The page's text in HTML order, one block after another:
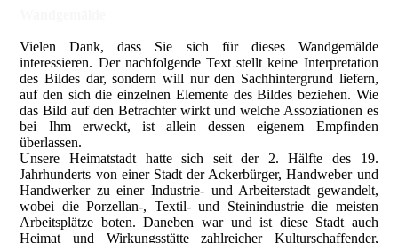
Vielen Dank, dass Sie sich für dieses Wandgemälde
interessieren. Der nachfolgende Text stellt keine Interpretation
des Bildes dar, sondern will nur den Sachhintergrund liefern,
auf den sich die einzelnen Elemente des Bildes beziehen. Wie
das Bild auf den Betrachter wirkt und welche Assoziationen es
bei Ihm erweckt, ist allein dessen eigenem Empfinden
überlassen.
Unsere Heimatstadt hatte sich seit der 2. Hälfte des 19.
Jahrhunderts von einer Stadt der Ackerbürger, Handweber und
Handwerker zu einer Industrie- und Arbeiterstadt gewandelt,
wobei die Porzellan-, Textil- und Steinindustrie die meisten
Arbeitsplätze boten. Daneben war und ist diese Stadt auch
Heimat und Wirkungsstätte zahlreicher Kulturschaffender,